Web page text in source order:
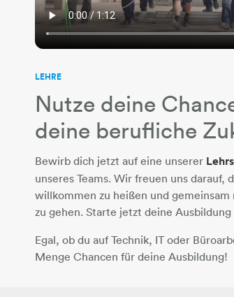
LEHRE
Nutze deine
deine berufliche
Bewirb dich jetzt auf eine unserer
unseres Teams. Wir freuen uns darauf,
willkommen zu heißen und
zu gehen. Starte jetzt deine Ausbildung
Egal, ob du auf Technik, IT oder
Menge Chancen für deine Ausbildung!​​​​​​​​​​​​​​​​​​​​​​​​​​​​​​​​​​​​​​​​​​